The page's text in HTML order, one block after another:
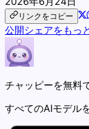
リンクをコピー
公開シェアをもっ
チャッピーを無料
すべてのAIモデル